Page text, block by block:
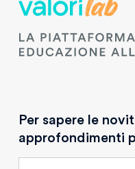
Per sapere le
approfondimenti